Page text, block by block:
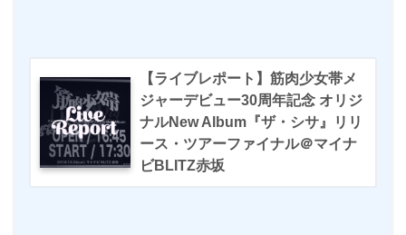
【ライブレポート】筋肉少女帯メ
ジャーデビュー30周年記念 オリジ
ナルNew Album『ザ・シサ』リリ
ース・ツアーファイナル＠マイナ
ビBLITZ赤坂